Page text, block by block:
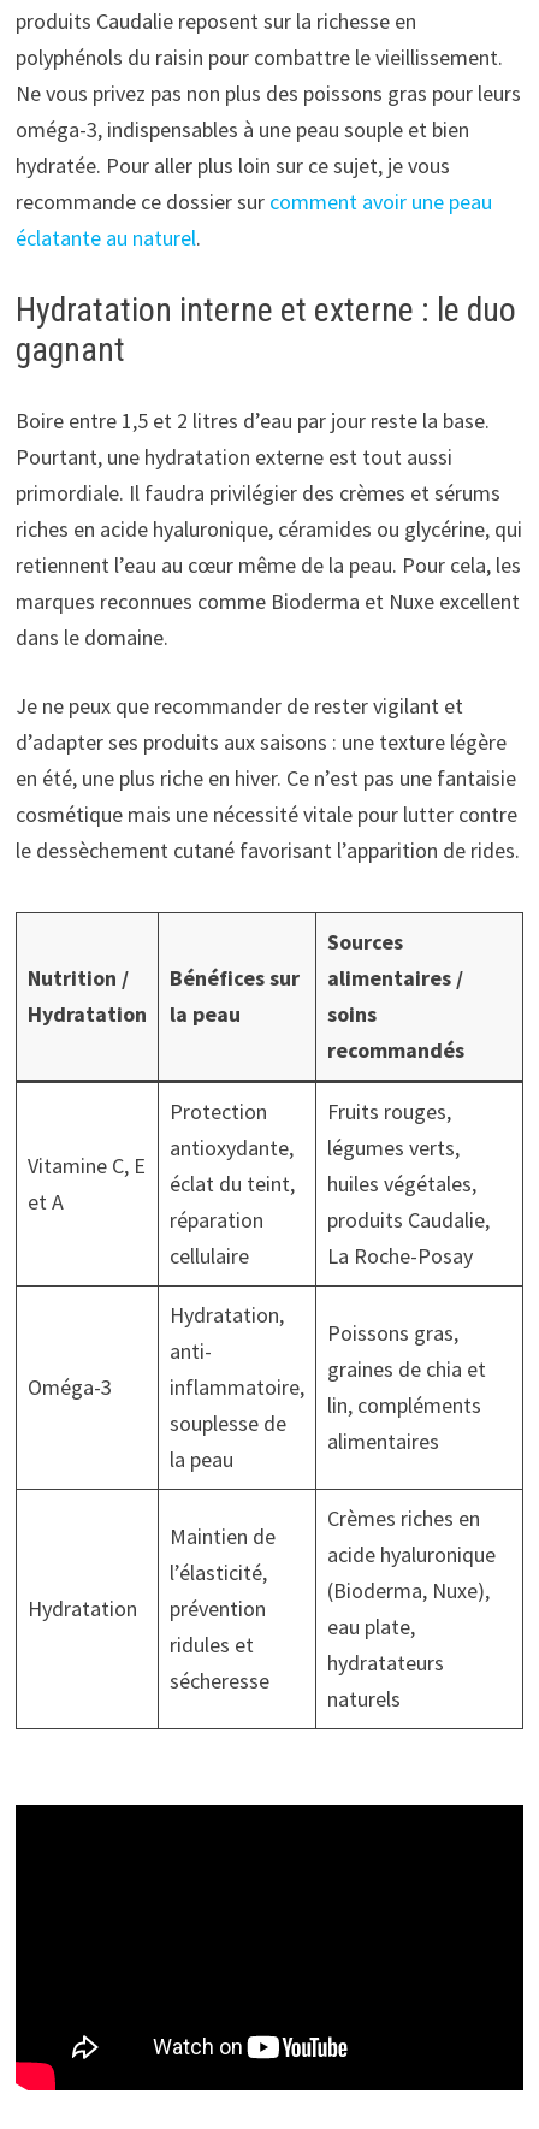
produits Caudalie reposent sur la richesse en
polyphénols du raisin pour combattre le vieillissement.
Ne vous privez pas non plus des poissons gras pour leurs
oméga-3, indispensables à une peau souple et bien
hydratée. Pour aller plus loin sur ce sujet, je vous
recommande ce dossier sur comment avoir une peau
éclatante au naturel.
Hydratation interne et externe : le duo
gagnant
Boire entre 1,5 et 2 litres d’eau par jour reste la base.
Pourtant, une hydratation externe est tout aussi
primordiale. Il faudra privilégier des crèmes et sérums
riches en acide hyaluronique, céramides ou glycérine, qui
retiennent l’eau au cœur même de la peau. Pour cela, les
marques reconnues comme Bioderma et Nuxe excellent
dans le domaine.
Je ne peux que recommander de rester vigilant et
d’adapter ses produits aux saisons : une texture légère
en été, une plus riche en hiver. Ce n’est pas une fantaisie
cosmétique mais une nécessité vitale pour lutter contre
le dessèchement cutané favorisant l’apparition de rides.
Nutrition /
Hydratation
Bénéfices sur
la peau
Sources
alimentaires /
soins
recommandés
Vitamine C, E
et A
Protection
antioxydante,
éclat du teint,
réparation
cellulaire
Fruits rouges,
légumes verts,
huiles végétales,
produits Caudalie,
La Roche-Posay
Oméga-3
Hydratation,
anti-
inflammatoire,
souplesse de
la peau
Poissons gras,
graines de chia et
lin, compléments
alimentaires
Hydratation
Maintien de
l’élasticité,
prévention
ridules et
sécheresse
Crèmes riches en
acide hyaluronique
(Bioderma, Nuxe),
eau plate,
hydratateurs
naturels